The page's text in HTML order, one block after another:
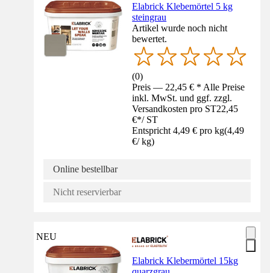
Elabrick Klebemörtel 5 kg
steingrau
Artikel wurde noch nicht
bewertet.
(0)
Preis — 22,45 € * Alle Preise
inkl. MwSt. und ggf. zzgl.
Versandkosten pro ST22,45
€*/ ST
Entspricht 4,49 € pro kg(4,49
€/ kg)
Online bestellbar
Nicht reservierbar
NEU
Elabrick Klebermörtel 15kg